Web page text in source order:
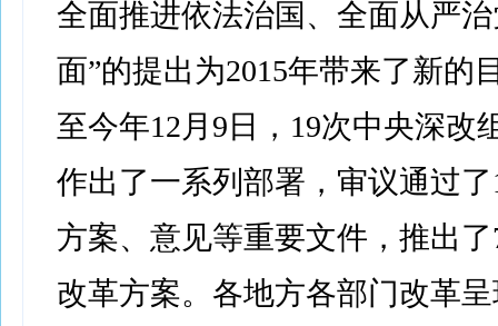
全面推进依法治国、全面从严
面”的提出为2015年带来了新的
至今年12月9日，19次中央深改
作出了一系列部署，审议通过
方案、意见等重要文件，推出
改革方案。各地方各部门改革